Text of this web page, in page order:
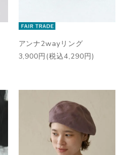
アンナ2wayリング
3,900円(税込4,290円)